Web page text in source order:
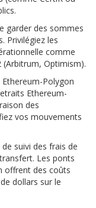
garder des sommes
Privilégiez les
comme
Optimism).
Polygon
Ethereum-
des
vos mouvements
suivi des frais de
Les ponts
offrent des coûts
dollars sur le